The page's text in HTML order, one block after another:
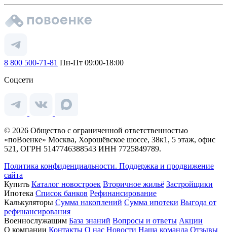
8 800 500-71-81 Пн-Пт 09:00-18:00
Соцсети
© 2026 Общество с ограниченной ответственностью
«поВоенке» Москва, Хорошёвское шоссе, 38к1, 5 этаж, офис
521, ОГРН 5147746388543 ИНН 7725849789.
Политика конфиденциальности. Поддержка и продвижение
сайта
Купить Каталог новостроек Вторичное жильё Застройщики
Ипотека Список банков Рефинансирование
Калькуляторы Сумма накоплений Сумма ипотеки Выгода от
рефинансирования
Военнослужащим База знаний Вопросы и ответы Акции
О компании Контакты О нас Новости Наша команда Отзывы